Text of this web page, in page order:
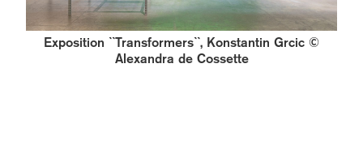
Exposition ``Transformers``, Konstantin Grcic ©
Alexandra de Cossette